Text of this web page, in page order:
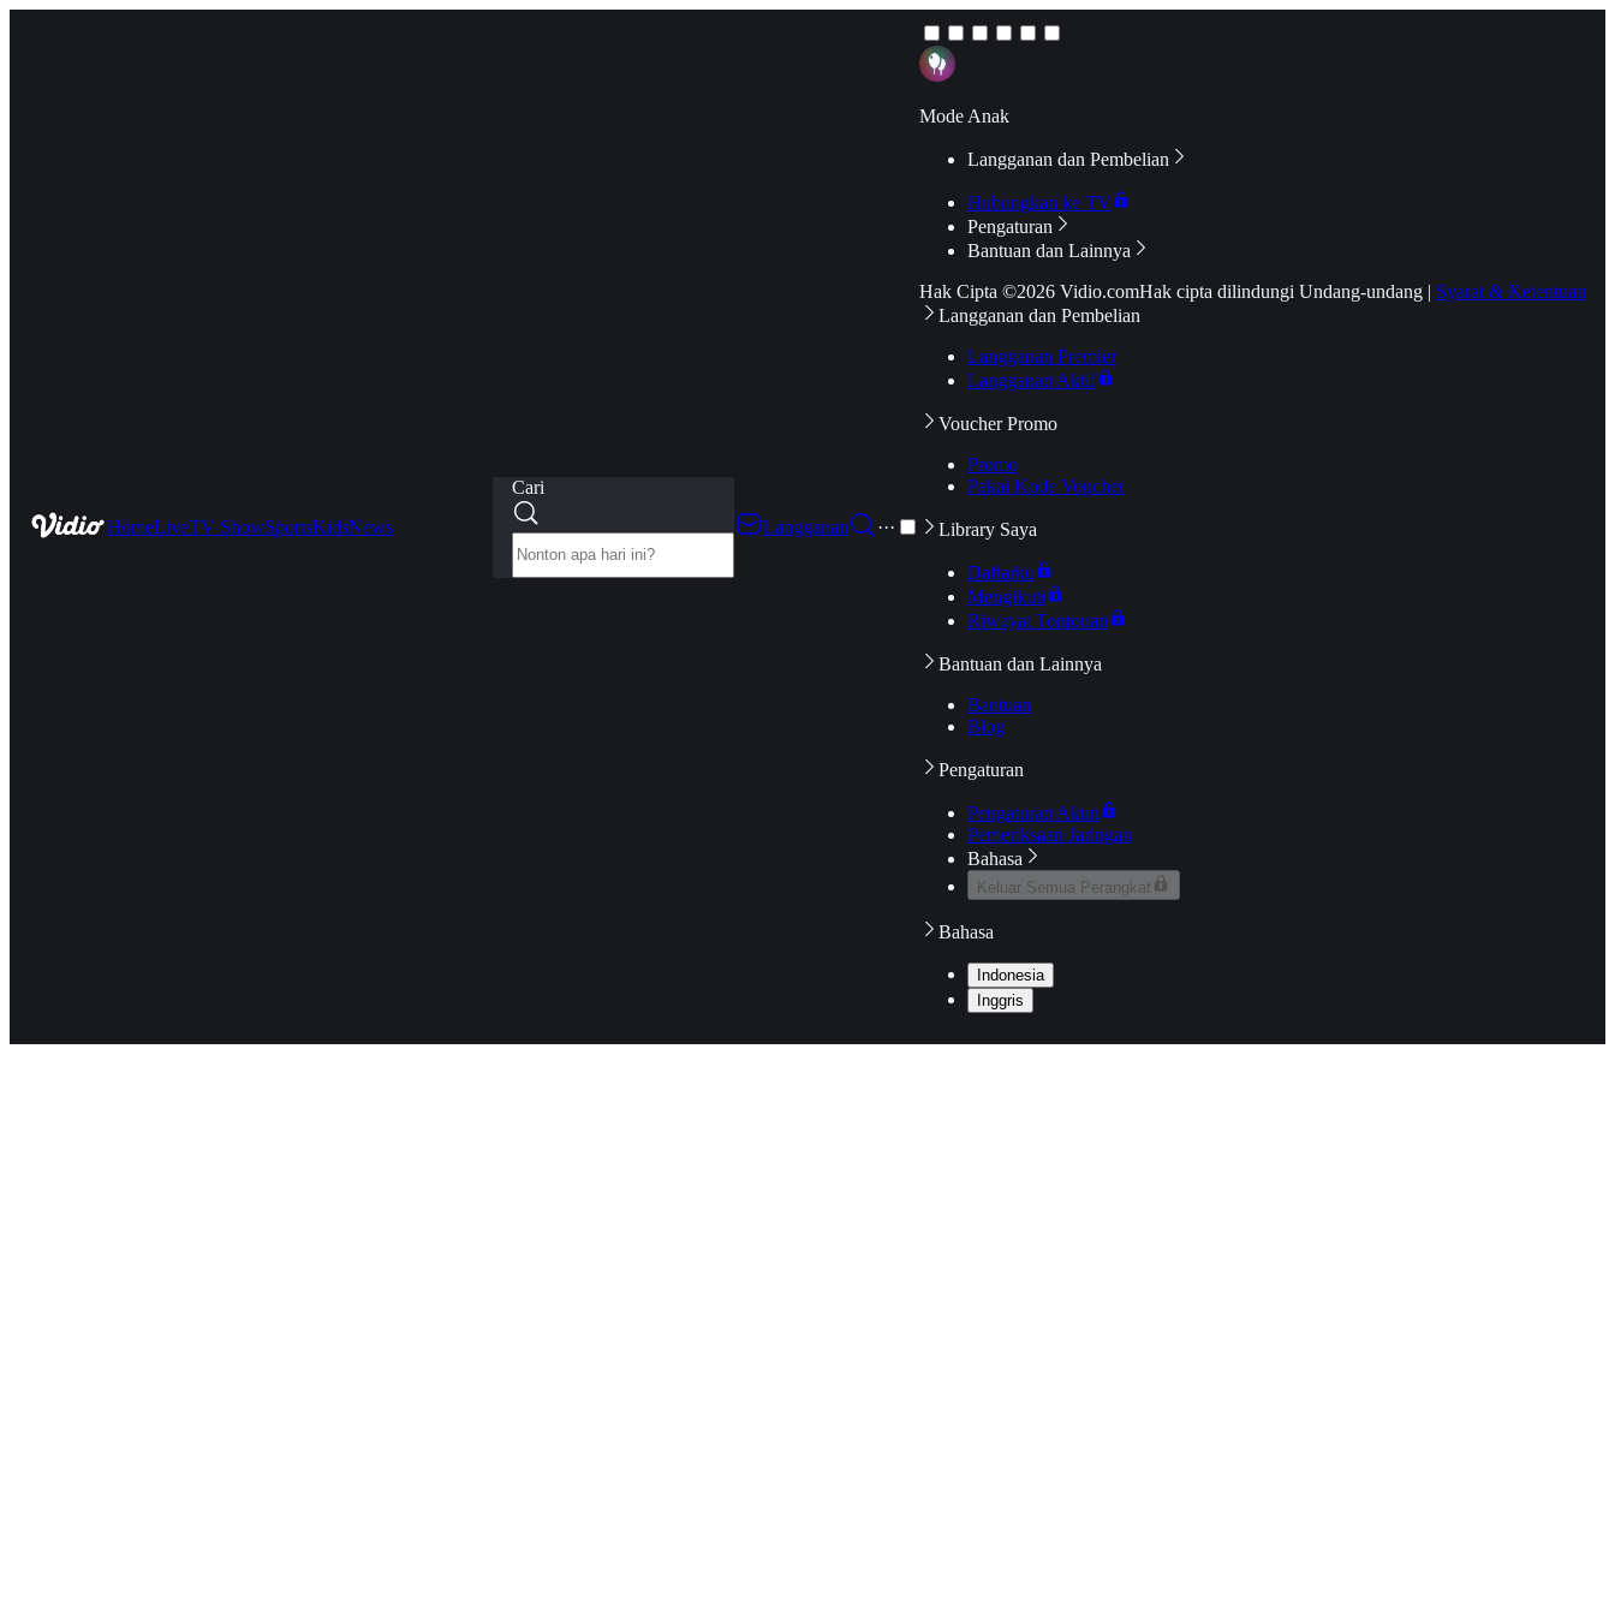
HomeLiveTV ShowSportsKidsNews
Cari
Langganan
···
Mode Anak
Langganan dan Pembelian
Hubungkan ke TV
Pengaturan
Bantuan dan Lainnya
Hak Cipta ©2026 Vidio.comHak cipta dilindungi Undang-undang | Syarat & Ketentuan
Langganan dan Pembelian
Langganan Premier
Langganan Aktif
Voucher Promo
Promo
Pakai Kode Voucher
Library Saya
Daftarku
Mengikuti
Riwayat Tontonan
Bantuan dan Lainnya
Bantuan
Blog
Pengaturan
Pengaturan Akun
Pemeriksaan Jaringan
Bahasa
Keluar Semua Perangkat
Bahasa
Indonesia
Inggris